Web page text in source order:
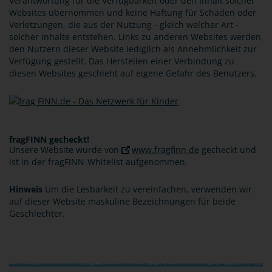
Websites übernommen und keine Haftung für Schäden oder
Verletzungen, die aus der Nutzung - gleich welcher Art -
solcher Inhalte entstehen. Links zu anderen Websites werden
den Nutzern dieser Website lediglich als Annehmlichkeit zur
Verfügung gestellt. Das Herstellen einer Verbindung zu
diesen Websites geschieht auf eigene Gefahr des Benutzers.
fragFINN gecheckt!
Unsere Website wurde von
www.fragfinn.de gecheckt und
ist in der fragFINN-Whitelist aufgenommen.
Hinweis Um die Lesbarkeit zu vereinfachen, verwenden wir
auf dieser Website maskuline Bezeichnungen für beide
Geschlechter.